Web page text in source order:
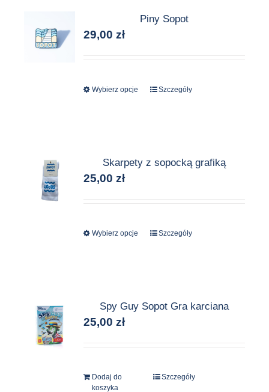
Piny Sopot
29,00zł
Wybierz opcje
Ten
Opcje
produktu
Szczegóły
Skarpety z sopocką grafiką
25,00zł
Wybierz opcje
Ten
Opcje
produktu
Szczegóły
Spy Guy Sopot Gra karciana
25,00zł
Dodaj do
koszyka
Szczegóły